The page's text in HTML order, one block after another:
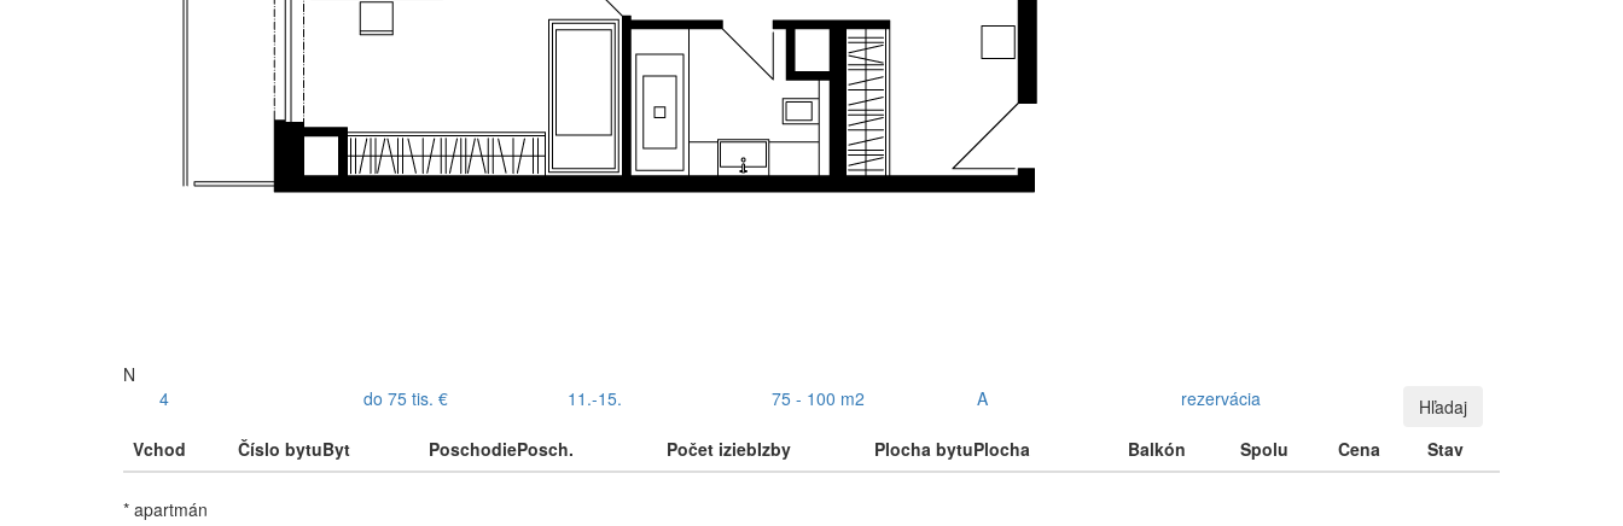
N
4 do 75 tis. € 11.-15. 75 - 100 m2 A rezervácia
Hľadaj
Vchod
Číslo bytuByt PoschodiePosch. Počet iziebIzby Plocha bytuPlocha Balkón Spolu Cena Stav
* apartmán